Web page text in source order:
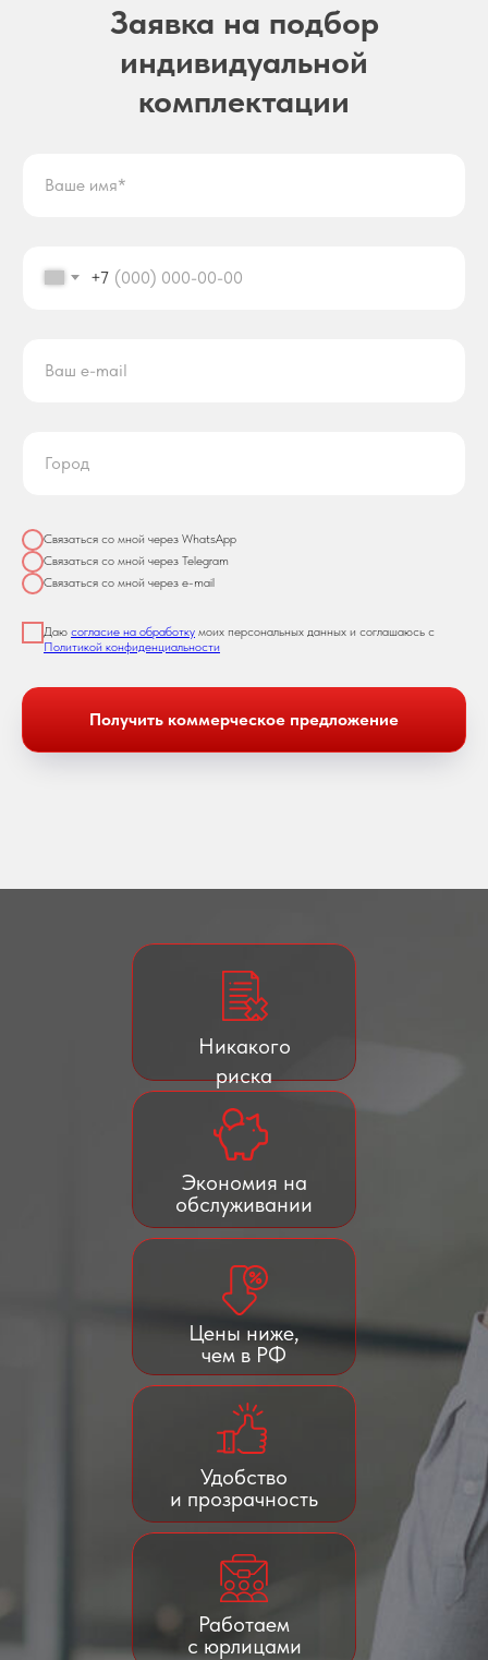
Заявка на подбор
индивидуальной
комплектации
+7
Связаться со мной через WhatsApp
Связаться со мной через Telegram
Связаться со мной через e-mail
Даю согласие на обработку моих персональных данных и соглашаюсь с
Политикой конфиденциальности
Получить коммерческое предложение
Никакого
риска
Цены ниже,
чем в РФ
Экономия на
обслуживании
Удобство
и прозрачность
Работаем
с юрлицами